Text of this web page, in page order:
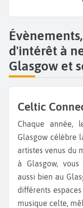
d'intérêt à
Glasgow et
Celtic
Chaque année, le Festival Celtic Collections de
Glasgow célèbre
artistes venus du
à Glasgow, vous
aussi bien au
différents
musique celte,